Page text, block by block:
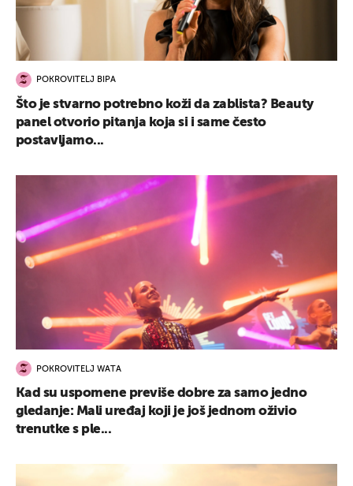
POKROVITELJ BIPA
Što je stvarno potrebno koži da zablista? Beauty
panel otvorio pitanja koja si i same često
postavljamo...
POKROVITELJ WATA
Kad su uspomene previše dobre za samo jedno
gledanje: Mali uređaj koji je još jednom oživio
trenutke s ple...